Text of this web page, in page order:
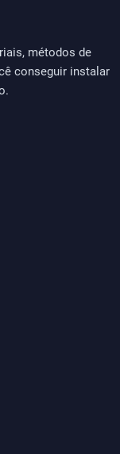
métodos de
conseguir instalar